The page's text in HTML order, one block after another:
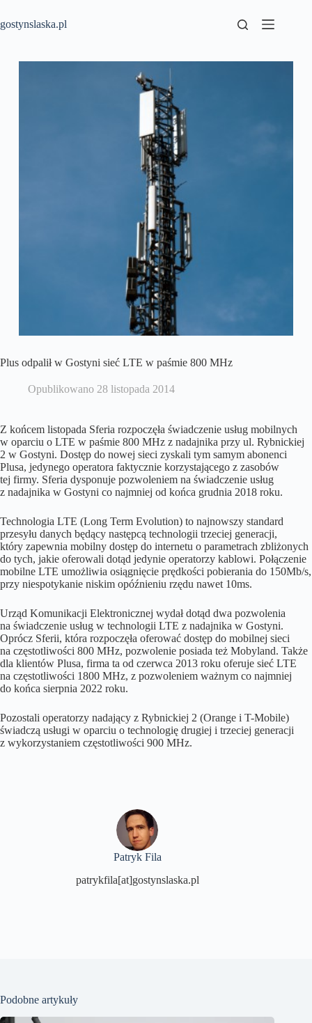
treści
gostynslaska.pl
Plus odpalił w Gostyni sieć LTE w paśmie 800 MHz
Opublikowano 28 listopada 2014
Z końcem listopada Sferia rozpoczęła świadczenie usług mobilnych
w oparciu o LTE w paśmie 800 MHz z nadajnika przy ul. Rybnickiej
2 w Gostyni. Dostęp do nowej sieci zyskali tym samym abonenci
Plusa, jedynego operatora faktycznie korzystającego z zasobów
tej firmy. Sferia dysponuje pozwoleniem na świadczenie usług
z nadajnika w Gostyni co najmniej od końca grudnia 2018 roku.
Technologia LTE (Long Term Evolution) to najnowszy standard
przesyłu danych będący następcą technologii trzeciej generacji,
który zapewnia mobilny dostęp do internetu o parametrach zbliżonych
do tych, jakie oferowali dotąd jedynie operatorzy kablowi. Połączenie
mobilne LTE umożliwia osiągnięcie prędkości pobierania do 150Mb/s,
przy niespotykanie niskim opóźnieniu rzędu nawet 10ms.
Urząd Komunikacji Elektronicznej wydał dotąd dwa pozwolenia
na świadczenie usług w technologii LTE z nadajnika w Gostyni.
Oprócz Sferii, która rozpoczęła oferować dostęp do mobilnej sieci
na częstotliwości 800 MHz, pozwolenie posiada też Mobyland. Także
dla klientów Plusa, firma ta od czerwca 2013 roku oferuje sieć LTE
na częstotliwości 1800 MHz, z pozwoleniem ważnym co najmniej
do końca sierpnia 2022 roku.
Pozostali operatorzy nadający z Rybnickiej 2 (Orange i T-Mobile)
świadczą usługi w oparciu o technologię drugiej i trzeciej generacji
z wykorzystaniem częstotliwości 900 MHz.
Patryk Fila
patrykfila[at]gostynslaska.pl
Podobne artykuły